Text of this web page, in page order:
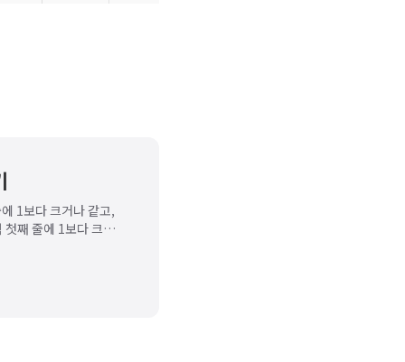
1보다 크거나 같고,
째 줄에 1보다 크거